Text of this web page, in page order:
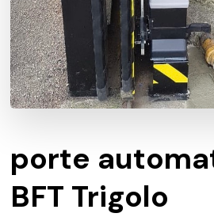
porte
BFT Trigolo